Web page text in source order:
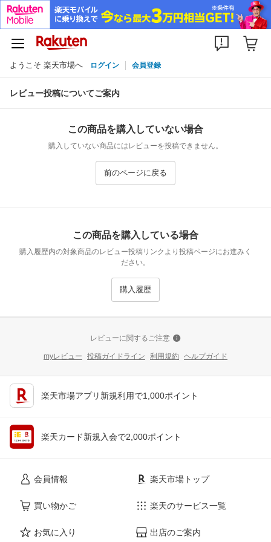
ようこそ 楽天市場へ ログイン 会員登録
レビュー投稿についてご案内
この商品を購入していない場合
購入していない商品にはレビューを投稿できません。
前のページに戻る
この商品を購入している場合
購入履歴内の対象商品のレビュー投稿リンクより投稿ページにお進みく
ださい。
購入履歴
レビューに関するご注意
myレビュー 投稿ガイドライン 利用規約 ヘルプガイド
楽天市場アプリ新規利用で1,000ポイント
楽天カード新規入会で2,000ポイント
会員情報
買い物かご
お気に入り
楽天市場トップ
楽天のサービス一覧
出店のご案内